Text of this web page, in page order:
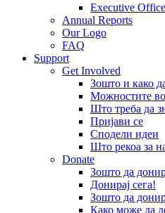
Executive Office
Annual Reports
Our Logo
FAQ
Support
Get Involved
Зошто и како
Можностите
Што треба да
Пријави се
Сподели идеи
Што рекоа за
Donate
Зошто да
Донирај сега!
Зошто да
Како може да